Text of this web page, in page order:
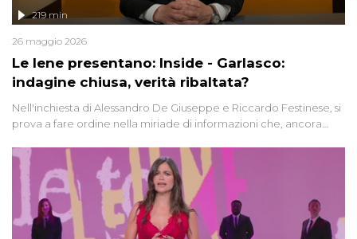
Le Iene presentano: Inside - Garlasco:
indagine chiusa, verità ribaltata?
219 min
26 maggio 2026
Nell'inchiesta di Alessandro De Giuseppe e Riccardo Festinese, si
prova a fare ordine nella miriade di informazioni che, ancora
giudiziarie più discusse degli ultimi anni. Lo speciale ricostruisce la
vicenda mettendo in fila testimonianze, errori, dettagli
controversi e i protagonisti di un'indagine che sembra non avere
fine.